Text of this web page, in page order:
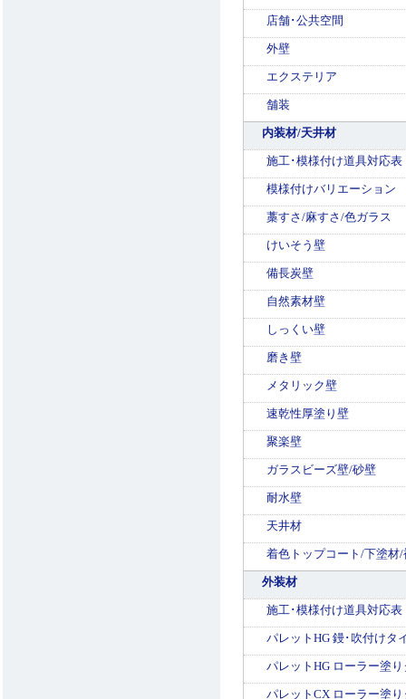
店舗･公共空間
外壁
エクステリア
舗装
内装材/天井材
施工･模様付け道具対応表
模様付けバリエーション
藁すさ/麻すさ/色ガラス
けいそう壁
備長炭壁
自然素材壁
しっくい壁
磨き壁
メタリック壁
速乾性厚塗り壁
聚楽壁
ガラスビーズ壁/砂壁
耐水壁
天井材
着色トップコート/下塗材/
外装材
施工･模様付け道具対応表
パレットHG 鏝･吹付けタ
パレットHG ローラー塗り
パレットCX ローラー塗り